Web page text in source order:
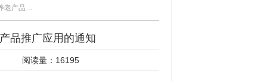
西安市民政局、财政局关于促进智慧健康养老产品推广应用的通知
品推广应用的通知
阅读量：16195